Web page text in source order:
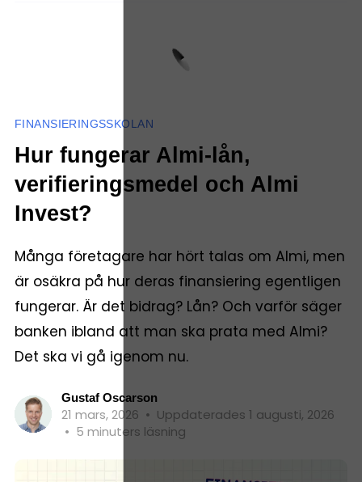
FINANSIERINGSSKOLAN
Hur fungerar Almi-lån,
verifieringsmedel och Almi
Invest?
Många företagare har hört talas om Almi, men
är osäkra på hur deras finansiering egentligen
fungerar. Är det bidrag? Lån? Och varför säger
banken ibland att man ska prata med Almi?
Det ska vi gå igenom nu.
Gustaf Oscarson
21 mars, 2026 • Uppdaterades 1 augusti, 2026
• 5 minuters läsning